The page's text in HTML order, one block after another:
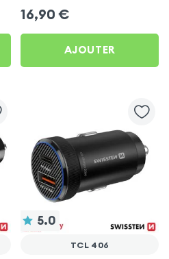
16,90 €
AJOUTER
5.0
TCL 406